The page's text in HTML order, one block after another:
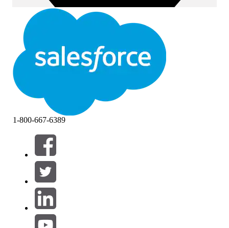
필터 (0)
필터 선택
제품 영역
1-800-667-6389